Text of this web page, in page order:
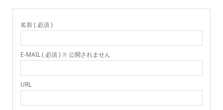
名前 ( 必須 )
E-MAIL ( 必須 ) ※ 公開されません
URL